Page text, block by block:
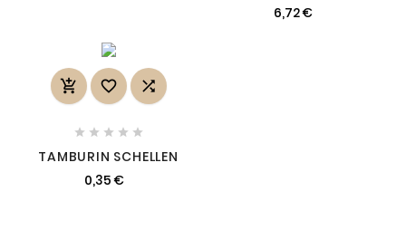
6,72 €
  
    
TAMBURIN SCHELLEN
0,35 €